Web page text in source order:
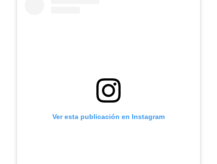
Ver esta publicación en Instagram